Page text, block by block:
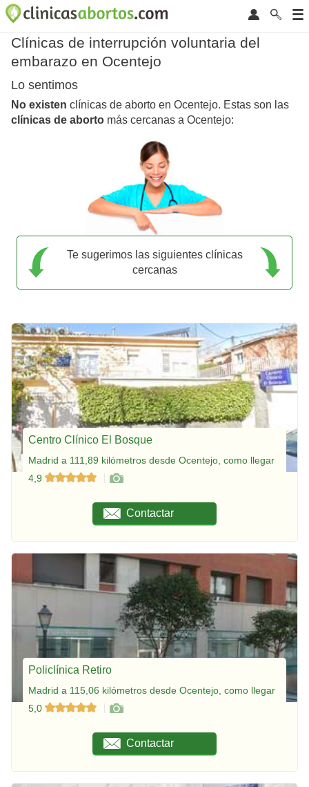
Clínicas de interrupción voluntaria del
embarazo en Ocentejo
Lo sentimos
No existen clínicas de aborto en Ocentejo. Estas son las
clínicas de aborto más cercanas a Ocentejo:
Te sugerimos las siguientes clínicas
cercanas
Centro Clínico El Bosque
Madrid a 111,89 kilómetros desde Ocentejo, como llegar
4,9
Contactar
Policlínica Retiro
Madrid a 115,06 kilómetros desde Ocentejo, como llegar
5,0
Contactar